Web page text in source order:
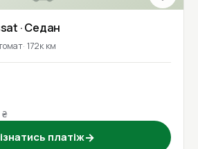
· Седан
172к км
платіж→